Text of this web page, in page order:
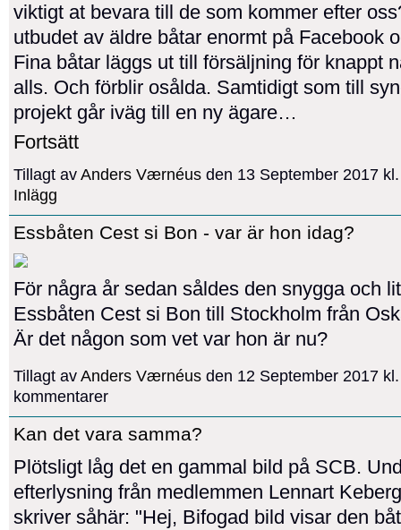
viktigt at bevara till de som kommer efter
utbudet av äldre båtar enormt på Facebook
Fina båtar läggs ut till försäljning för knappt
alls. Och förblir osålda. Samtidigt som till
projekt går iväg till en ny ägare…
Fortsätt
Tillagt av Anders Værnéus den 13 September 2017
Inlägg
Essbåten Cest si Bon - var är hon idag?
För några år sedan såldes den snygga och
Essbåten Cest si Bon till Stockholm från
Är det någon som vet var hon är nu?
Tillagt av Anders Værnéus den 12 September 2017
kommentarer
Kan det vara samma?
Plötsligt låg det en gammal bild på SCB.
efterlysning från medlemmen Lennart
skriver såhär: "Hej, Bifogad bild visar den